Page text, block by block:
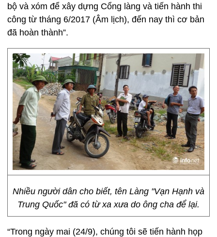
bộ và xóm để xây dựng Cổng làng và tiến hành thi
công từ tháng 6/2017 (Âm lịch), đến nay thì cơ bản
đã hoàn thành”.
Nhiều người dân cho biết, tên Làng "Vạn Hạnh và
Trung Quốc" đã có từ xa xưa do ông cha để lại.
“Trong ngày mai (24/9), chúng tôi sẽ tiến hành họp